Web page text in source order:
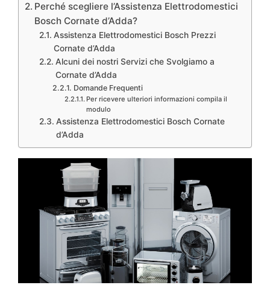
Perché scegliere l’Assistenza Elettrodomestici
Bosch Cornate d’Adda?
Assistenza Elettrodomestici Bosch Prezzi
Cornate d’Adda
Alcuni dei nostri Servizi che Svolgiamo a
Cornate d’Adda
Domande Frequenti
Per ricevere ulteriori informazioni compila il
modulo
Assistenza Elettrodomestici Bosch Cornate
d’Adda